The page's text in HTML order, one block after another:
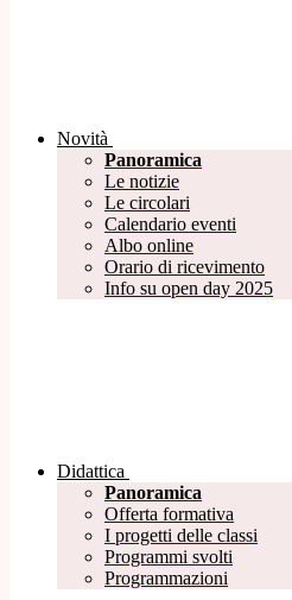
Novità
Panoramica
Le notizie
Le circolari
Calendario eventi
Albo online
Orario di ricevimento
Info su open day 2025
Didattica
Panoramica
Offerta formativa
I progetti delle classi
Programmi svolti
Programmazioni